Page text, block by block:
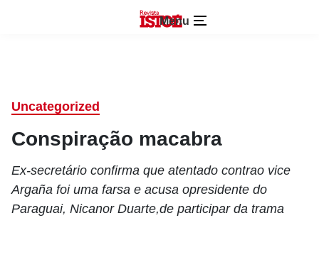
Menu
Uncategorized
Conspiração macabra
Ex-secretário confirma que atentado contrao vice
Argaña foi uma farsa e acusa opresidente do
Paraguai, Nicanor Duarte,de participar da trama